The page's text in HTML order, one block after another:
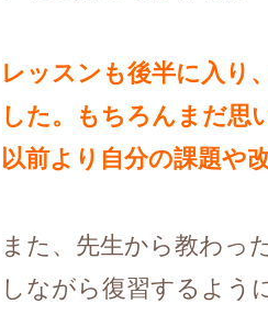
レッスンも後半に入り
した。もちろんまだ思
以前より自分の課題や
また、先生から教わっ
しながら復習するよう